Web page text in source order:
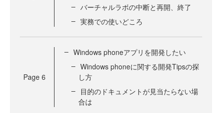
バーチャルラボの中断と再開、終了
実務での使いどころ
Page 6
Windows phoneアプリを開発したい
Windows phoneに関する開発Tipsの探
し方
目的のドキュメントが見当たらない場
合は